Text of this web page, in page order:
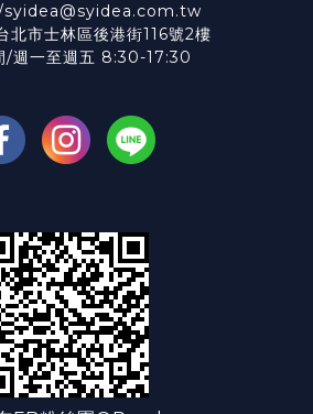
/syidea@syidea.com.tw
北市士林區後港街116號2樓
/週一至週五 8:30-17:30